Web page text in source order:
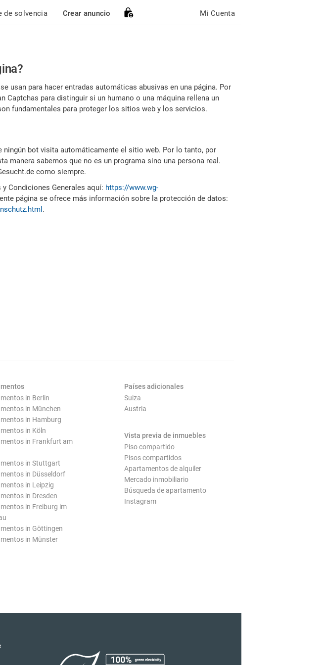
de solvencia Crear anuncio Mi Cuenta
usan para hacer entradas automáticas abusivas en una página. Por
Captchas para distinguir si un humano o una máquina rellena un
fundamentales para proteger los sitios web y los servicios.
ningún bot visita automáticamente el sitio web. Por lo tanto, por
manera sabemos que no es un programa sino una persona real.
como siempre.
Condiciones Generales aquí: https://www.wg-
página se ofrece más información sobre la protección de datos:
.
in Berlin
in München
in Hamburg
in Köln
in Frankfurt am
in Stuttgart
in Düsseldorf
in Leipzig
in Dresden
in Freiburg im
in Göttingen
in Münster
Países adicionales
Suiza
Austria
Vista previa de inmuebles
Piso compartido
Pisos compartidos
Apartamentos de alquiler
Mercado inmobiliario
Búsqueda de apartamento
Instagram